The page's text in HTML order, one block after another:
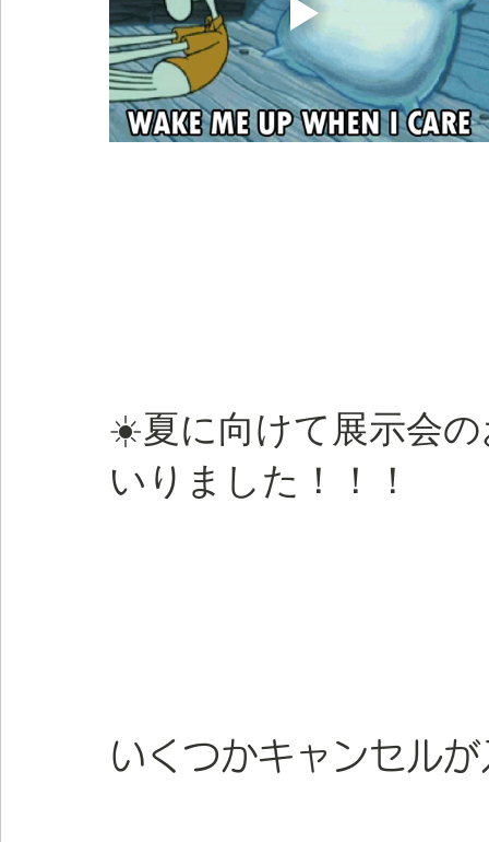
☀️夏に向けて展示会
いりました！！！
いくつかキャンセル